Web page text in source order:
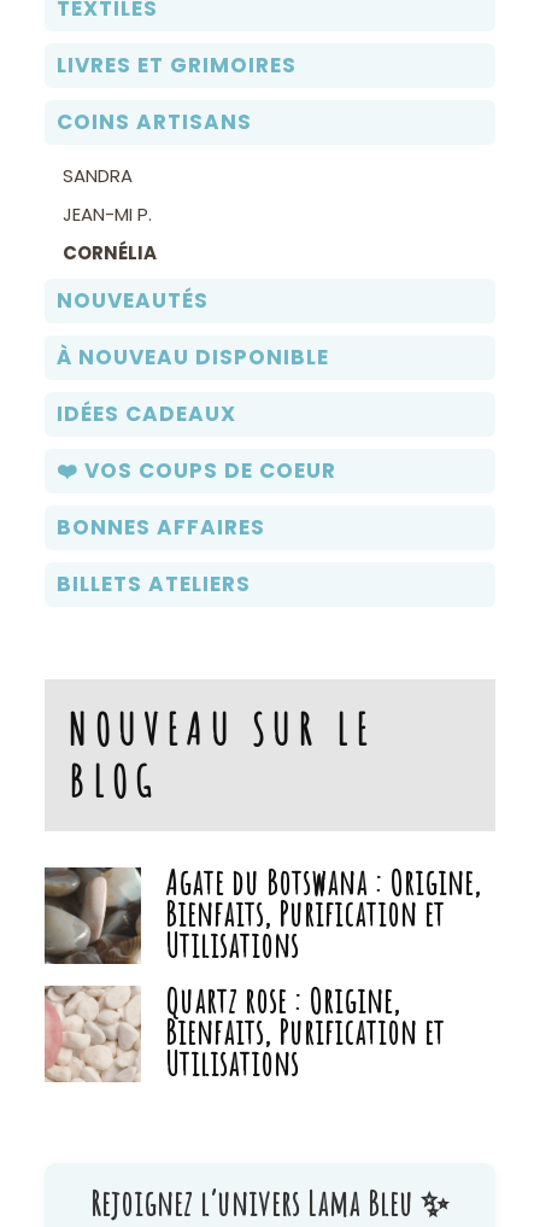
TEXTILES
LIVRES ET GRIMOIRES
COINS ARTISANS
SANDRA
JEAN-MI P.
CORNÉLIA
NOUVEAUTÉS
À NOUVEAU DISPONIBLE
IDÉES CADEAUX
❤️ VOS COUPS DE COEUR
BONNES AFFAIRES
BILLETS ATELIERS
NOUVEAU SUR LE
BLOG
Agate du Botswana : Origine,
Bienfaits, Purification et
Utilisations
Quartz rose : Origine,
Bienfaits, Purification et
Utilisations
Rejoignez l’univers Lama Bleu ✨